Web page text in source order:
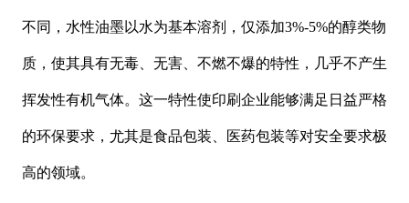
不同，水性油墨以水为基本溶剂，仅添加3%-5%的醇类物
质，使其具有无毒、无害、不燃不爆的特性，几乎不产生
挥发性有机气体。这一特性使印刷企业能够满足日益严格
的环保要求，尤其是食品包装、医药包装等对安全要求极
高的领域。